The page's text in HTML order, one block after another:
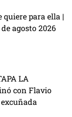
para ella |
agosto 2026
LA
con Flavio